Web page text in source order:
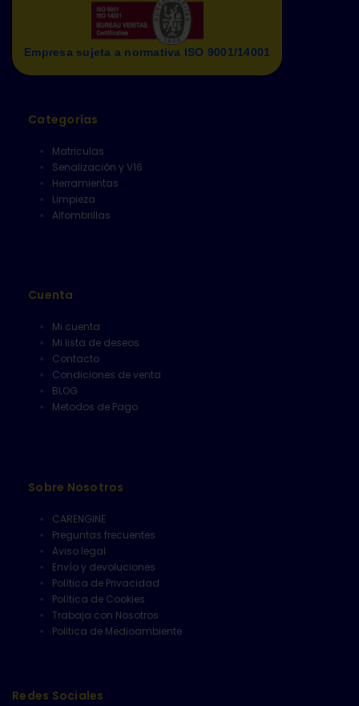
Empresa sujeta a normativa ISO 9001/14001
Categorías
Matriculas
Senalización y V16
Herramientas
Limpieza
Alfombrillas
Cuenta
Mi cuenta
Mi lista de deseos
Contacto
Condiciones de venta
BLOG
Metodos de Pago
Sobre Nosotros
CARENGINE
Preguntas frecuentes
Aviso legal
Envío y devoluciones
Política de Privacidad
Política de Cookies
Trabaja con Nosotros
Politica de Medioambiente
Redes Sociales